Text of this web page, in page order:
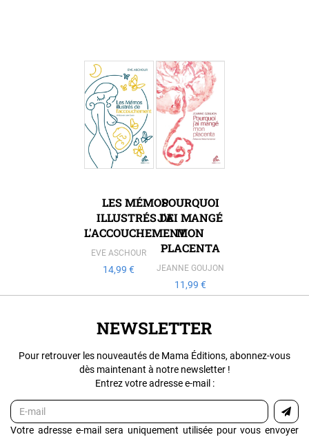
LES MÉMOS
ILLUSTRÉS DE
L'ACCOUCHEMENT
EVE ASCHOUR
14,99 €
POURQUOI
J'AI MANGÉ
MON
PLACENTA
JEANNE GOUJON
11,99 €
NEWSLETTER
Pour retrouver les nouveautés de Mama Éditions, abonnez-vous
dès maintenant à notre newsletter !
Entrez votre adresse e-mail :
Votre adresse e-mail sera uniquement utilisée pour vous envoyer